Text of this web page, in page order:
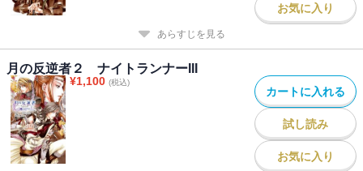
お気に入り
あらすじを見る
月の反逆者２ ナイトランナーIII
¥1,100 (税込)
カートに入れる
試し読み
お気に入り